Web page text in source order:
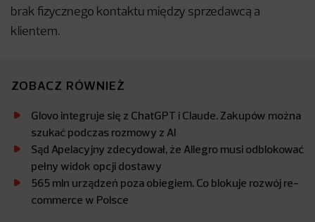
brak fizycznego kontaktu między sprzedawcą a
klientem.
ZOBACZ RÓWNIEŻ
Glovo integruje się z ChatGPT i Claude. Zakupów można
szukać podczas rozmowy z AI
Sąd Apelacyjny zdecydował, że Allegro musi odblokować
pełny widok opcji dostawy
565 mln urządzeń poza obiegiem. Co blokuje rozwój re-
commerce w Polsce